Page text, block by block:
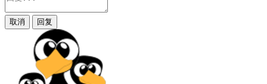
取消 回复